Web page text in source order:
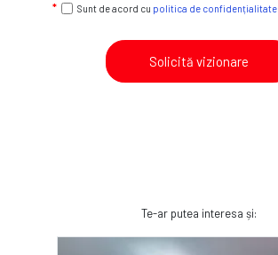
Sunt de acord cu politica de confidențialitate
Solicită vizionare
Te-ar putea interesa și: